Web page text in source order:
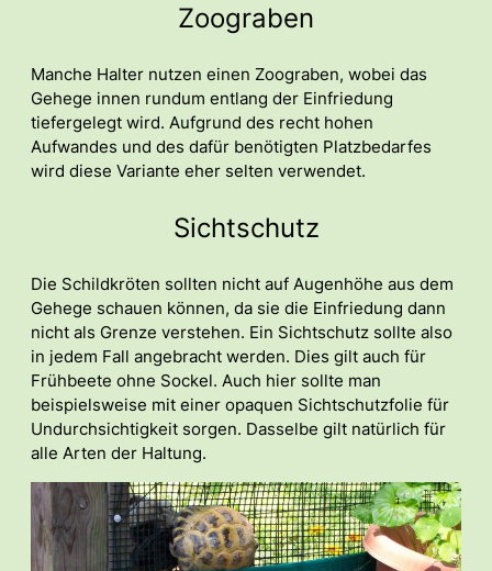
Zoograben
Manche Halter nutzen einen Zoograben, wobei das
Gehege innen rundum entlang der Einfriedung
tiefergelegt wird. Aufgrund des recht hohen
Aufwandes und des dafür benötigten Platzbedarfes
wird diese Variante eher selten verwendet.
Sichtschutz
Die Schildkröten sollten nicht auf Augenhöhe aus dem
Gehege schauen können, da sie die Einfriedung dann
nicht als Grenze verstehen. Ein Sichtschutz sollte also
in jedem Fall angebracht werden. Dies gilt auch für
Frühbeete ohne Sockel. Auch hier sollte man
beispielsweise mit einer opaquen Sichtschutzfolie für
Undurchsichtigkeit sorgen. Dasselbe gilt natürlich für
alle Arten der Haltung.